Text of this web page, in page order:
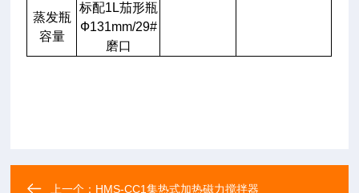
蒸发瓶
容量
标配1L茄形瓶
Ф131mm/29#
磨口
上一个： HMS-CC1集热式加热磁力搅拌器